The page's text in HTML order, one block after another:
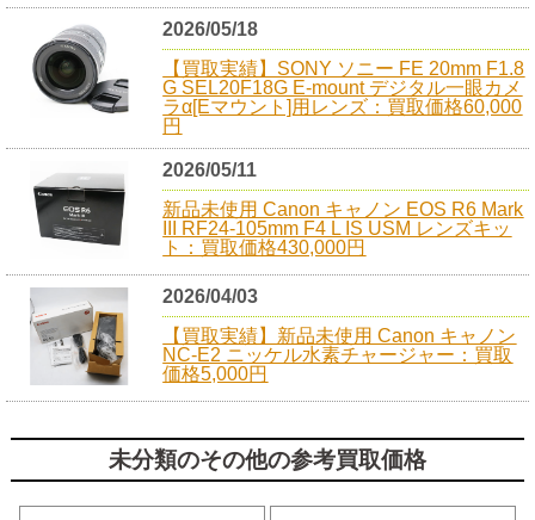
2026/05/18
【買取実績】SONY ソニー FE 20mm F1.8
G SEL20F18G E-mount デジタル一眼カメ
ラα[Eマウント]用レンズ：買取価格60,000
円
2026/05/11
新品未使用 Canon キャノン EOS R6 Mark
III RF24-105mm F4 L IS USM レンズキッ
ト：買取価格430,000円
2026/04/03
【買取実績】新品未使用 Canon キャノン
NC-E2 ニッケル水素チャージャー：買取
価格5,000円
未分類のその他の参考買取価格